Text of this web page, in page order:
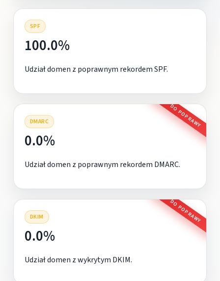
SPF
100.0%
Udział domen z poprawnym rekordem SPF.
DMARC DO POPRAWY
0.0%
Udział domen z poprawnym rekordem DMARC.
DKIM DO POPRAWY
0.0%
Udział domen z wykrytym DKIM.